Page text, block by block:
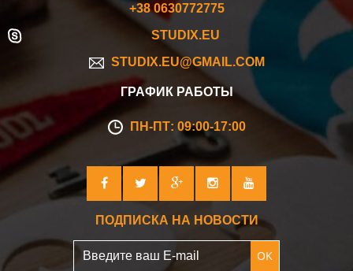
+38 0630772775
STUDIX.EU
STUDIX.EU@GMAIL.COM
ГРАФИК РАБОТЫ
ПН-ПТ: 09:00-17:00
ПОДПИСКА НА НОВОСТИ
OK